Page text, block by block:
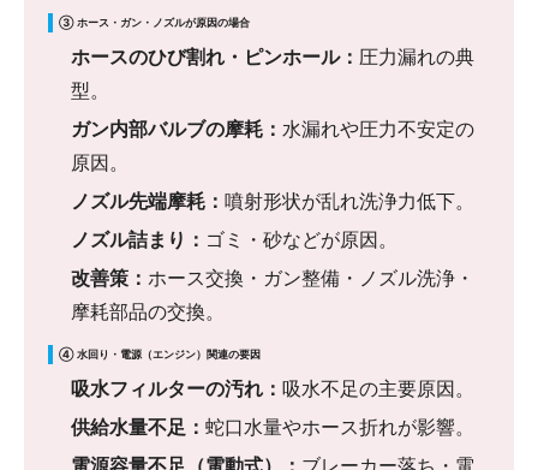
③ ホース・ガン・ノズルが原因の場合
ホースのひび割れ・ピンホール： 圧力漏れの典
型。
ガン内部バルブの摩耗： 水漏れや圧力不安定の
原因。
ノズル先端摩耗： 噴射形状が乱れ洗浄力低下。
ノズル詰まり： ゴミ・砂などが原因。
改善策： ホース交換・ガン整備・ノズル洗浄・
摩耗部品の交換。
④ 水回り・電源（エンジン）関連の要因
吸水フィルターの汚れ： 吸水不足の主要原因。
供給水量不足： 蛇口水量やホース折れが影響。